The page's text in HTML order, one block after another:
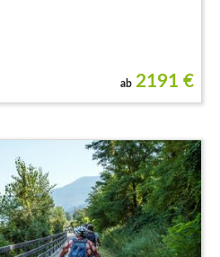
ab 2191 €